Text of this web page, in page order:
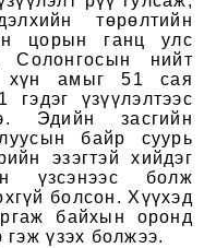
төрөлтийн
цорын ганц улс
нийт
хүн амыг 51 сая
үзүүлэлтээс
Эдийн засгийн
байр суурь
эзэгтэй хийдэг
үзсэнээс болж
болсон. Хүүхэд
байхын оронд
үзэх болжээ.